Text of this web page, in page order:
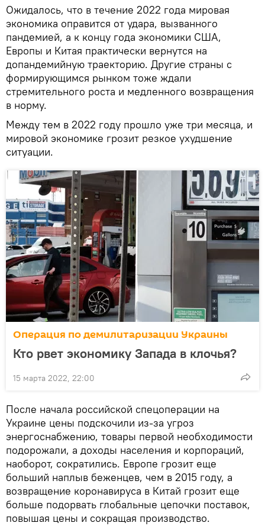
Ожидалось, что в течение 2022 года мировая
экономика оправится от удара, вызванного
пандемией, а к концу года экономики США,
Европы и Китая практически вернутся на
допандемийную траекторию. Другие страны с
формирующимся рынком тоже ждали
стремительного роста и медленного возвращения
в норму.
Между тем в 2022 году прошло уже три месяца, и
мировой экономике грозит резкое ухудшение
ситуации.
Операция по демилитаризации Украины
Кто рвет экономику Запада в клочья?
15 марта 2022, 22:00
После начала российской спецоперации на
Украине цены подскочили из-за угроз
энергоснабжению, товары первой необходимости
подорожали, а доходы населения и корпораций,
наоборот, сократились. Европе грозит еще
больший наплыв беженцев, чем в 2015 году, а
возвращение коронавируса в Китай грозит еще
больше подорвать глобальные цепочки поставок,
повышая цены и сокращая производство.